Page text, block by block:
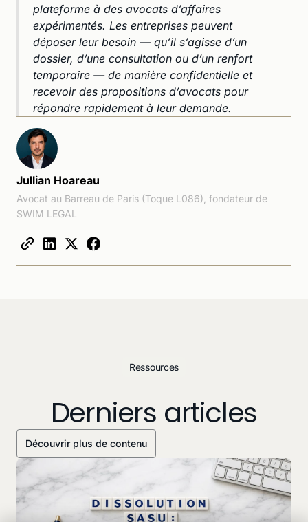
plateforme à des avocats d’affaires
expérimentés. Les entreprises peuvent
déposer leur besoin — qu’il s’agisse d’un
dossier, d’une consultation ou d’un renfort
temporaire — de manière confidentielle et
recevoir des propositions d’avocats pour
répondre rapidement à leur demande.
Jullian Hoareau
Avocat au Barreau de Paris (Toque L086), fondateur de
SWIM LEGAL
Ressources
Derniers articles
Découvrir plus de contenu